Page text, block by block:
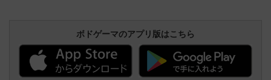
ボドゲーマのアプリ版はこちら